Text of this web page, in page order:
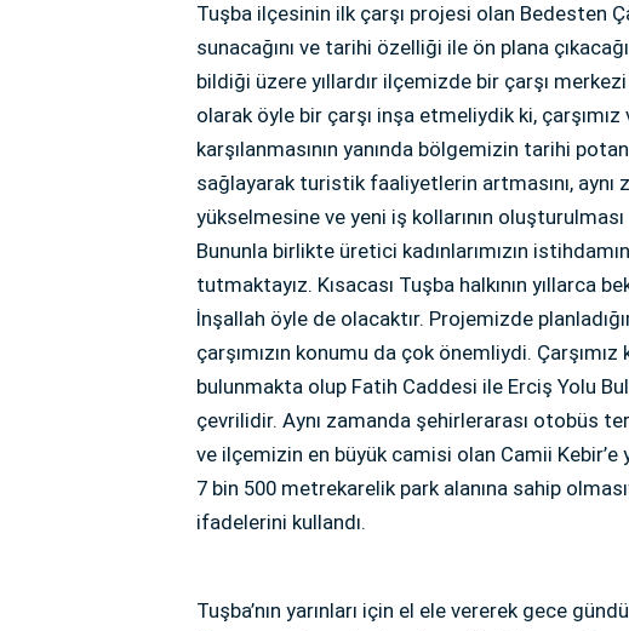
Tuşba ilçesinin ilk çarşı projesi olan Bedesten
sunacağını ve tarihi özelliği ile ön plana
bildiği üzere yıllardır ilçemizde bir çarşı
olarak öyle bir çarşı inşa etmeliydik ki, çarşımız
karşılanmasının yanında bölgemizin tarihi
sağlayarak turistik faaliyetlerin artmasını,
yükselmesine ve yeni iş kollarının
Bununla birlikte üretici kadınlarımızın
tutmaktayız. Kısacası Tuşba halkının yıllarca
İnşallah öyle de olacaktır. Projemizde
çarşımızın konumu da çok önemliydi.
bulunmakta olup Fatih Caddesi ile Erciş Yolu
çevrilidir. Aynı zamanda şehirlerarası otobüs
ve ilçemizin en büyük camisi olan Camii Kebir’e
7 bin 500 metrekarelik park alanına sahip
ifadelerini kullandı.
Tuşba’nın yarınları için el ele vererek gece